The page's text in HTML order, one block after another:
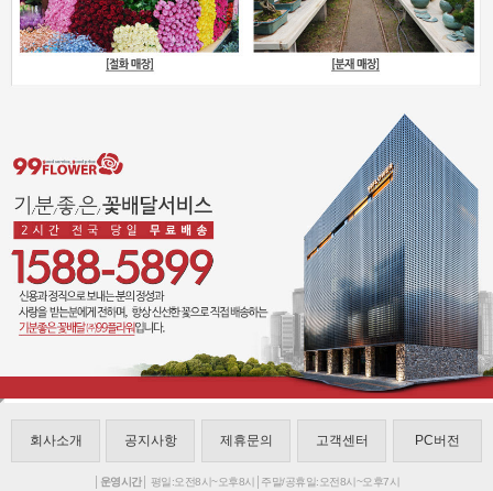
회사소개 공지사항 제휴문의 고객센터 PC버전
│운영시간│ 평일:오전8시~오후8시│주말/공휴일:오전8시~오후7시